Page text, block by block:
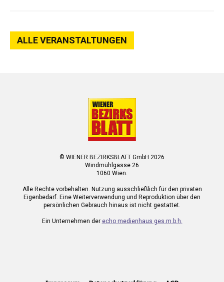
ALLE VERANSTALTUNGEN
© WIENER BEZIRKSBLATT GmbH 2026
Windmühlgasse 26
1060 Wien.
Alle Rechte vorbehalten. Nutzung ausschließlich für den privaten
Eigenbedarf. Eine Weiterverwendung und Reproduktion über den
persönlichen Gebrauch hinaus ist nicht gestattet.
Ein Unternehmen der echo medienhaus ges.m.b.h.